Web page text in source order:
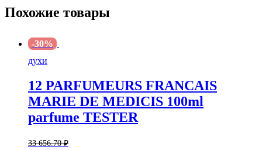
125ml
Похожие товары
-30%
духи
12 PARFUMEURS FRANCAIS
MARIE DE MEDICIS 100ml
parfume TESTER
33 656.70₽